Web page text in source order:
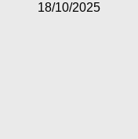
18/10/2025